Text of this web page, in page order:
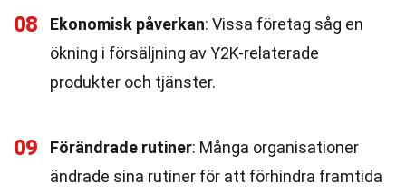
08 Ekonomisk påverkan: Vissa företag såg en
ökning i försäljning av Y2K-relaterade
produkter och tjänster.
09 Förändrade rutiner: Många organisationer
ändrade sina rutiner för att förhindra framtida